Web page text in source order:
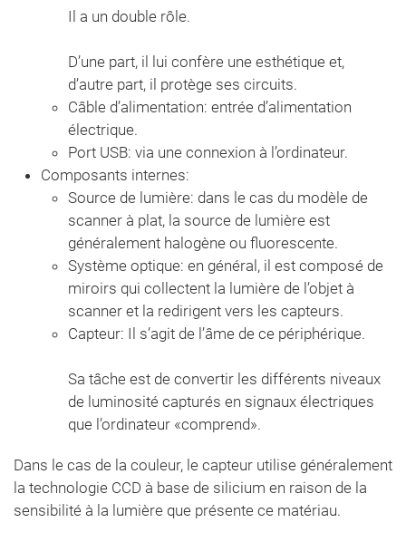
Il a un double rôle.
D’une part, il lui confère une esthétique et,
d’autre part, il protège ses circuits.
Câble d’alimentation: entrée d’alimentation
électrique.
Port USB: via une connexion à l’ordinateur.
Composants internes:
Source de lumière: dans le cas du modèle de
scanner à plat, la source de lumière est
généralement halogène ou fluorescente.
Système optique: en général, il est composé de
miroirs qui collectent la lumière de l’objet à
scanner et la redirigent vers les capteurs.
Capteur: Il s’agit de l’âme de ce périphérique.
Sa tâche est de convertir les différents niveaux
de luminosité capturés en signaux électriques
que l’ordinateur «comprend».
Dans le cas de la couleur, le capteur utilise généralement
la technologie CCD à base de silicium en raison de la
sensibilité à la lumière que présente ce matériau.